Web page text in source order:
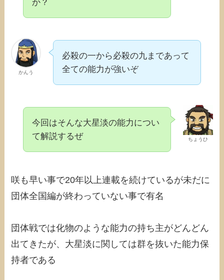
か？
かんう
必殺の一から必殺の九まであって
全ての能力が強いぞ
ちょうひ
今回はそんな大星淡の能力につい
て解説するぜ
咲も早い事で20年以上連載を続けているが未だに
団体全国編が終わっていない事で有名
団体戦では化物のような能力の持ち主がどんどん
出てきたが、大星淡に関しては群を抜いた能力保
持者である